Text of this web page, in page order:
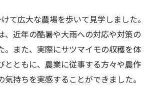
て広大な農場を歩いて見学しました。
、近年の酷暑や大雨への対応や対策の
。また、実際にサツマイモの収穫を体
とともに、農業に従事する方々や農作
気持ちを実感することができました。